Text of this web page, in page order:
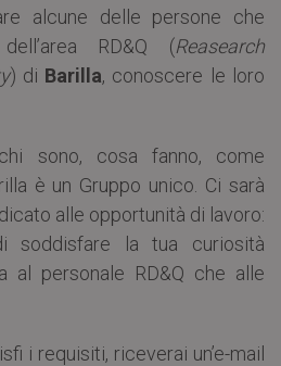
alcune delle persone che
RD&Q (Reasearch
) di Barilla, conoscere le loro
sono, cosa fanno, come
è un Gruppo unico. Ci sarà
alle opportunità di lavoro:
soddisfare la tua curiosità
al personale RD&Q che alle
i requisiti, riceverai un’e-mail